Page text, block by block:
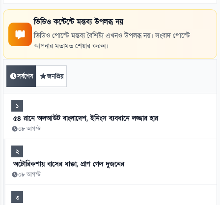
ভিডিও কন্টেন্টে মন্তব্য উপলব্ধ নয়
ভিডিও পোস্টে মন্তব্য বৈশিষ্ট্য এখনও উপলব্ধ নয়। সংবাদ পোস্টে
আপনার মতামত শেয়ার করুন।
সর্বশেষ জনপ্রিয়
১
৫৪ রানে অলআউট বাংলাদেশ, ইনিংস ব্যবধানে লজ্জার হার
০৮ আগস্ট
২
অটোরিকশায় বাসের ধাক্কা, প্রাণ গেল দুজনের
০৮ আগস্ট
৩